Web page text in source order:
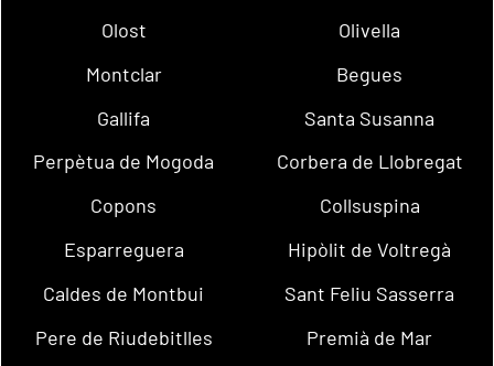
Olost
Olivella
Montclar
Begues
Gallifa
Santa Susanna
Perpètua de Mogoda
Corbera de Llobregat
Copons
Collsuspina
Esparreguera
Hipòlit de Voltregà
Caldes de Montbui
Sant Feliu Sasserra
Pere de Riudebitlles
Premià de Mar